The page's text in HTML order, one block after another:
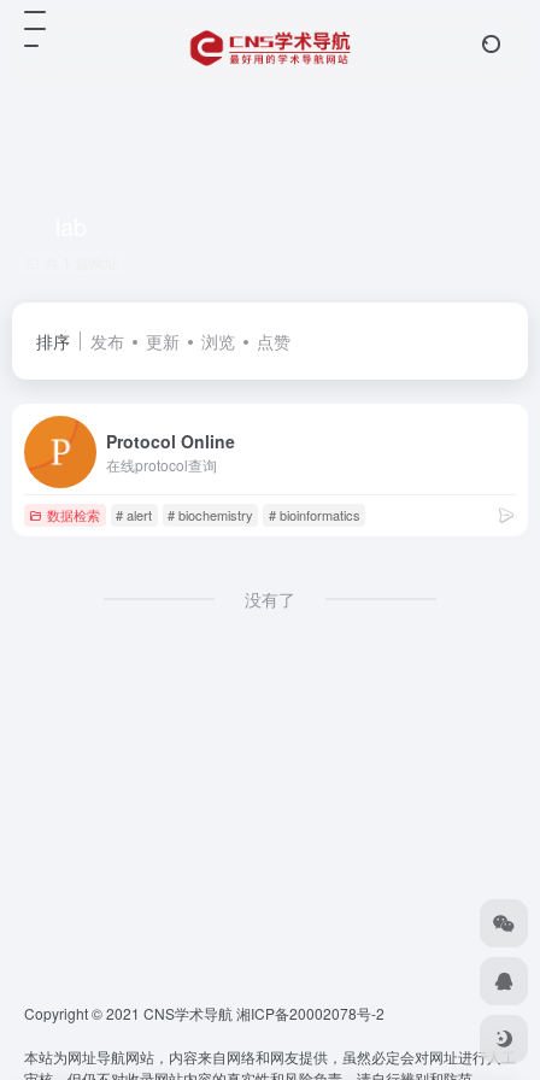
排序 发布 更新 浏览 点赞
Protocol Online
在线protocol查询
数据检索 # alert # biochemistry # bioinformatics
没有了
Copyright © 2021 CNS学术导航湘ICP备20002078号-2
本站为网址导航网站，内容来自网络和网友提供，虽然必定会对网址进行人工